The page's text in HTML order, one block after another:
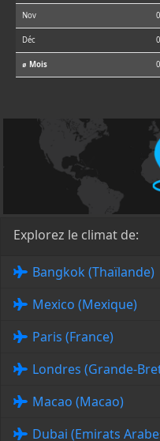
Nov
Déc
⌀ Mois
Explorez le climat de:
Bangkok (Thaïlande)
Mexico (Mexique)
Paris (France)
Londres (Grande-
Macao (Macao)
Dubai (Emirats